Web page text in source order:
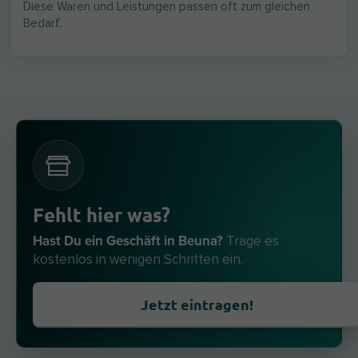
Diese Waren und Leistungen passen oft zum gleichen
Bedarf.
Fehlt hier was?
Hast Du ein Geschäft in Beuna? Trage es
kostenlos in wenigen Schritten ein.
Jetzt eintragen!